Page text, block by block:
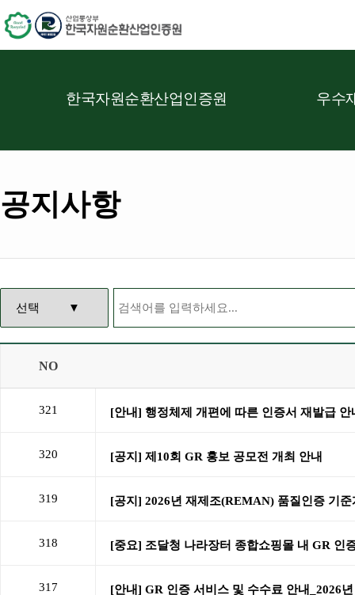
한국자원순환산업인증원 우수
공지사항
NO
321
320
319
318
317